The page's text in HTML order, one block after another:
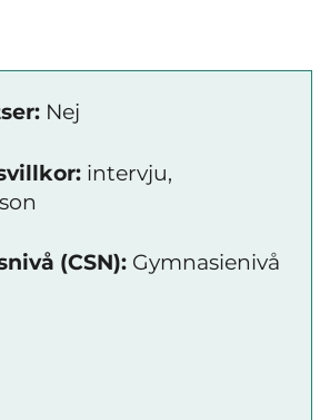
Nej
intervju,
(CSN): Gymnasienivå